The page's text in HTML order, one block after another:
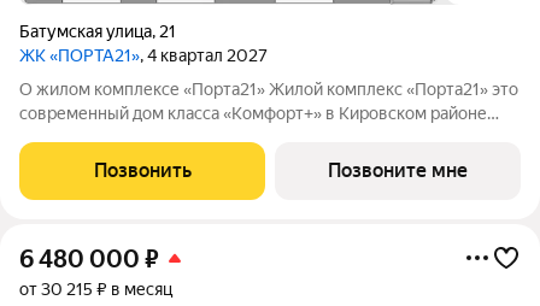
Батумская улица, 21
ЖК «ПОРТА21», 4 квартал 2027
О жилом комплексе «Порта21» Жилой комплекс «Порта21» это
современный дом класса «Комфорт+» в Кировском районе
баланс между городской жизнью и ощущением спокойствия.
Виды на Каму и близость
Позвонить Позвоните мне
6 480 000 ₽
от 30 215 ₽ в месяц